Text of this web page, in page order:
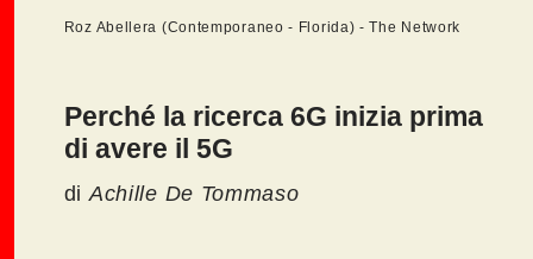
Roz Abellera (Contemporaneo - Florida) - The Network
Perché la ricerca 6G inizia prima
di avere il 5G
diAchille De Tommaso